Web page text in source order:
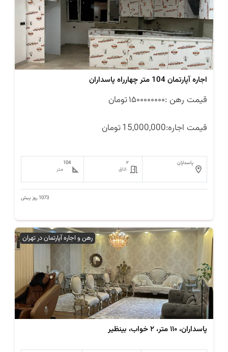
اجاره آپارتمان 104 متر چهارراه پاسداران
قیمت رهن :۱۵۰۰۰۰۰۰۰۰تومان
قیمت اجاره:15,000,000تومان
پاسداران
۲
اتاق
104
متر
1073 روز پیش
رهن و اجاره آپارتمان در تهران
پاسداران، ۱۱۰ متر، ۲ خواب، بینظیر